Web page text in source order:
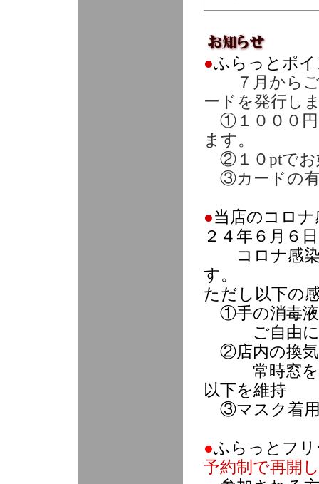
●ふらっとポ
７月からご
ードを発行し
①１０００円
ます。
②１０ptでお
③カードの有
●当店のコロ
２４年６月６日
コロナ感
す。
ただし以下の
①手の消毒液
ご自由に
②店内の換気
常時窓を開
以下を維持
③マスク着
●ふらっとフ
予約制で再開